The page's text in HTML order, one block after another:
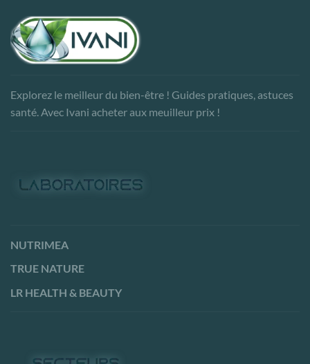
Explorez le meilleur du bien-être ! Guides pratiques, astuces
santé. Avec Ivani acheter aux meuilleur prix !
NUTRIMEA
TRUE NATURE
LR HEALTH & BEAUTY